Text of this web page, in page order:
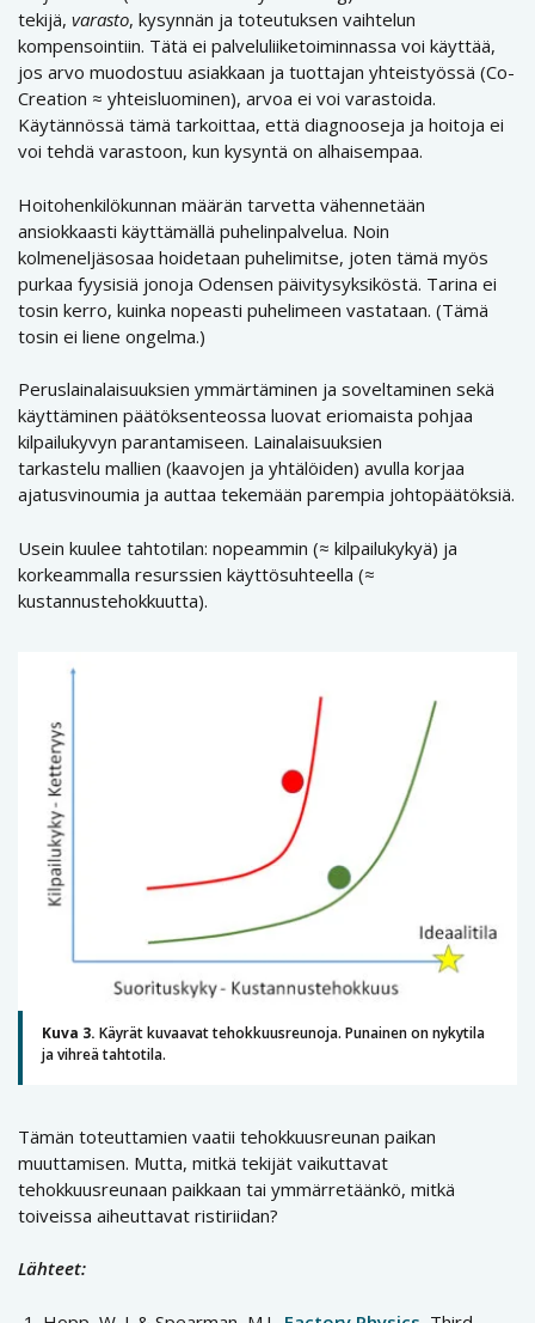
tekijä, varasto, kysynnän ja toteutuksen vaihtelun
kompensointiin. Tätä ei palveluliiketoiminnassa voi käyttää,
jos arvo muodostuu asiakkaan ja tuottajan yhteistyössä (Co-
Creation ≈ yhteisluominen), arvoa ei voi varastoida.
Käytännössä tämä tarkoittaa, että diagnooseja ja hoitoja ei
voi tehdä varastoon, kun kysyntä on alhaisempaa.
Hoitohenkilökunnan määrän tarvetta vähennetään
ansiokkaasti käyttämällä puhelinpalvelua. Noin
kolmeneljäsosaa hoidetaan puhelimitse, joten tämä myös
purkaa fyysisiä jonoja Odensen päivitysyksiköstä. Tarina ei
tosin kerro, kuinka nopeasti puhelimeen vastataan. (Tämä
tosin ei liene ongelma.)
Peruslainalaisuuksien ymmärtäminen ja soveltaminen sekä
käyttäminen päätöksenteossa luovat eriomaista pohjaa
kilpailukyvyn parantamiseen. Lainalaisuuksien
tarkastelu mallien (kaavojen ja yhtälöiden) avulla korjaa
ajatusvinoumia ja auttaa tekemään parempia johtopäätöksiä.
Usein kuulee tahtotilan: nopeammin (≈ kilpailukykyä) ja
korkeammalla resurssien käyttösuhteella (≈
kustannustehokkuutta).
Kuva 3. Käyrät kuvaavat tehokkuusreunoja. Punainen on nykytila
ja vihreä tahtotila.
Tämän toteuttamien vaatii tehokkuusreunan paikan
muuttamisen. Mutta, mitkä tekijät vaikuttavat
tehokkuusreunaan paikkaan tai ymmärretäänkö, mitkä
toiveissa aiheuttavat ristiriidan?
Lähteet: